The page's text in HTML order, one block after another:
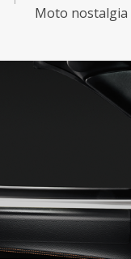
Moto nostalgia